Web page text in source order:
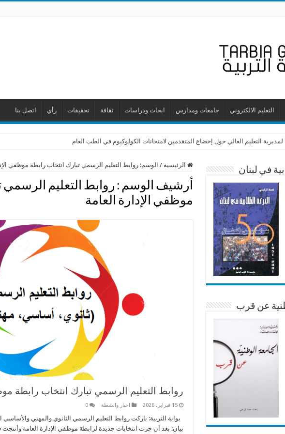
التعليم الالكتروني جامعات ومدارس ابحاث ودراسات ثقافة تحقيقات رأي اتصل بنا
التعليم العالي حول إخضاع المتقدمين لامتحانات الكولوكيوم في الطب العام
الرئيسية / الوسم:روابط التعليم الرسمي تبارك انتخاب رابطة موظفي
أرشيف الوسم : روابط التعليم الرسمي
موظفي الإدارة العامة
روابط التعليم الرسمي تبارك انتخاب رابطة
15 فبراير، 2026 اخبار وانشطة 0
بوابة التربية: باركت روابط التعليم الرسمي الثانوي والمهني
بيان: بعد أن جرت انتخابات جديدة لرابطة موظفي الإدارة العامة
في لبنان
عن قرب